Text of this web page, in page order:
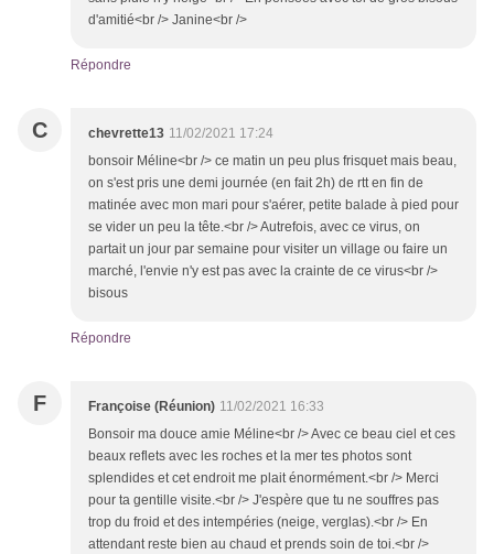
d'amitié<br /> Janine<br />
Répondre
C chevrette13 11/02/2021 17:24
bonsoir Méline<br /> ce matin un peu plus frisquet mais beau,
on s'est pris une demi journée (en fait 2h) de rtt en fin de
matinée avec mon mari pour s'aérer, petite balade à pied pour
se vider un peu la tête.<br /> Autrefois, avec ce virus, on
partait un jour par semaine pour visiter un village ou faire un
marché, l'envie n'y est pas avec la crainte de ce virus<br />
bisous
Répondre
F Françoise (Réunion) 11/02/2021 16:33
Bonsoir ma douce amie Méline<br /> Avec ce beau ciel et ces
beaux reflets avec les roches et la mer tes photos sont
splendides et cet endroit me plait énormément.<br /> Merci
pour ta gentille visite.<br /> J'espère que tu ne souffres pas
trop du froid et des intempéries (neige, verglas).<br /> En
attendant reste bien au chaud et prends soin de toi.<br />